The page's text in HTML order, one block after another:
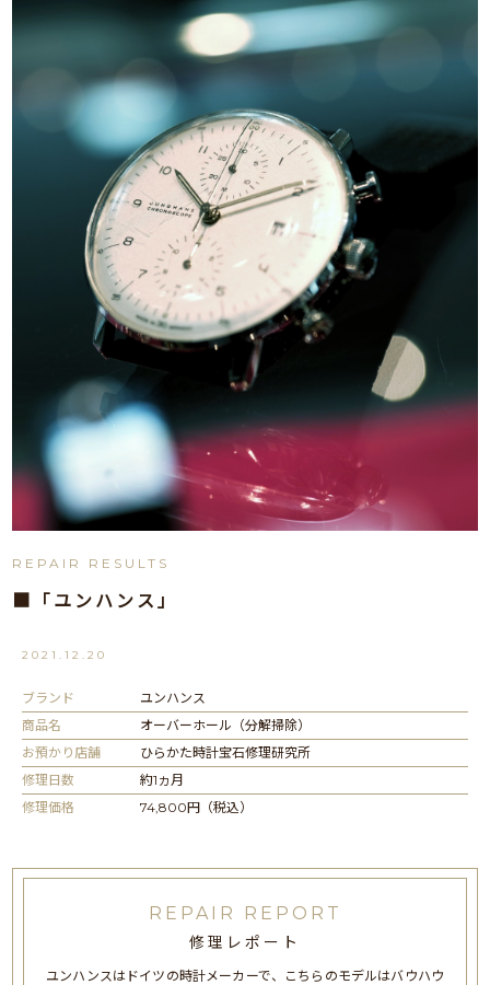
REPAIR RESULTS
■「ユンハンス」
2021.12.20
ブランド
ユンハンス
商品名
オーバーホール（分解掃除）
お預かり店舗
ひらかた時計宝石修理研究所
修理日数
約1ヵ月
修理価格
74,800円（税込）
REPAIR REPORT
修理レポート
ユンハンスはドイツの時計メーカーで、こちらのモデルはバウハウ